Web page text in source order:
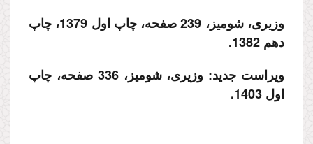
وزیری، شومیز، 239 صفحه، چاپ اول 1379، چاپ
دهم 1382.
ویراست جدید: وزیری، شومیز، 336 صفحه، چاپ
اول 1403.